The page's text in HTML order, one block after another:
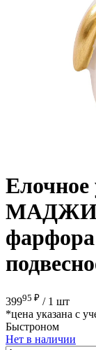
39995 ₽ / 1 шт
*цена указана с
Быстроном
Нет в наличии